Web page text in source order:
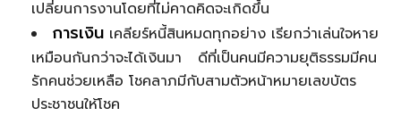
เปลี่ยนการงานโดยที่ไม่คาดคิดจะเกิดขึ้น
การเงิน เคลียร์หนี้สินหมดทุกอย่าง เรียกว่าเล่นใจหาย
เหมือนกันกว่าจะได้เงินมา ดีที่เป็นคนมีความยุติธรรมมีคน
รักคนช่วยเหลือ โชคลาภมีกับสามตัวหน้าหมายเลขบัตร
ประชาชนให้โชค